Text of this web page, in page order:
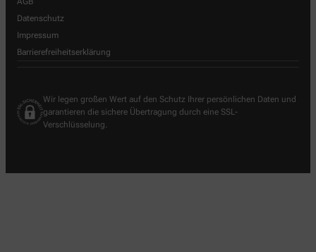
Datenschutz
Impressum
Barrierefreiheitserklärung
Wir legen großen Wert auf den Schutz Ihrer persönlichen Daten und
garantieren die sichere Übertragung durch eine SSL-
Verschlüsselung.